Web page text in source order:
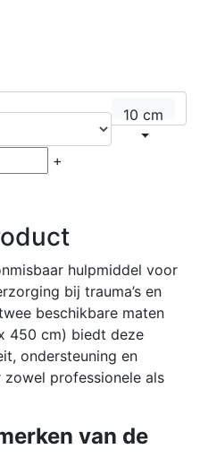
10 cm
+
hulpmiddel voor
bij trauma’s en
beschikbare maten
450 cm) biedt deze
ondersteuning en
professionele als
van de